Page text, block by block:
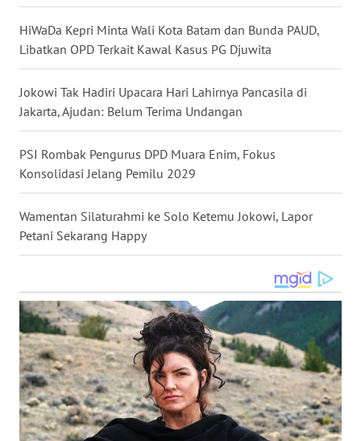
HiWaDa Kepri Minta Wali Kota Batam dan Bunda PAUD,
Libatkan OPD Terkait Kawal Kasus PG Djuwita
Jokowi Tak Hadiri Upacara Hari Lahirnya Pancasila di
Jakarta, Ajudan: Belum Terima Undangan
PSI Rombak Pengurus DPD Muara Enim, Fokus
Konsolidasi Jelang Pemilu 2029
Wamentan Silaturahmi ke Solo Ketemu Jokowi, Lapor
Petani Sekarang Happy
KALTARA
WN
KALSEL
WN
KALTIM
WN
WN
WN
SULUT
WN
MALUKU
WN
MALUT